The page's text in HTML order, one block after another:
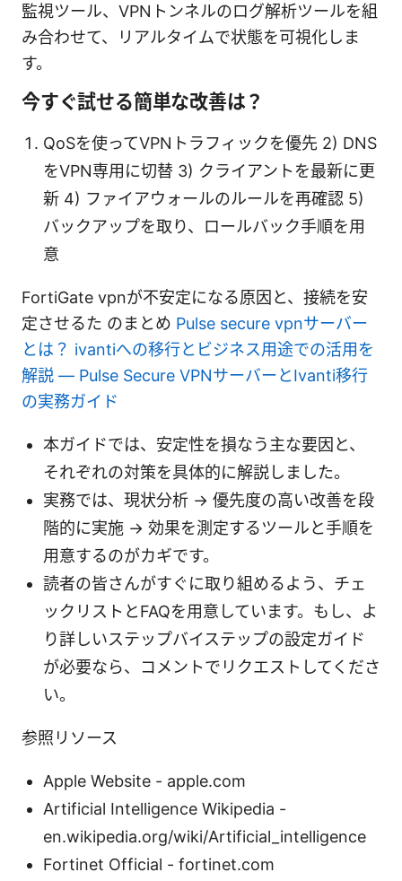
監視ツール、VPNトンネルのログ解析ツールを組
み合わせて、リアルタイムで状態を可視化しま
す。
今すぐ試せる簡単な改善は？
QoSを使ってVPNトラフィックを優先 2) DNS
をVPN専用に切替 3) クライアントを最新に更
新 4) ファイアウォールのルールを再確認 5)
バックアップを取り、ロールバック手順を用
意
FortiGate vpnが不安定になる原因と、接続を安
定させるた のまとめ Pulse secure vpnサーバー
とは？ ivantiへの移行とビジネス用途での活用を
解説 — Pulse Secure VPNサーバーとIvanti移行
の実務ガイド
本ガイドでは、安定性を損なう主な要因と、
それぞれの対策を具体的に解説しました。
実務では、現状分析 → 優先度の高い改善を段
階的に実施 → 効果を測定するツールと手順を
用意するのがカギです。
読者の皆さんがすぐに取り組めるよう、チェ
ックリストとFAQを用意しています。もし、よ
り詳しいステップバイステップの設定ガイド
が必要なら、コメントでリクエストしてくださ
い。
参照リソース
Apple Website - apple.com
Artificial Intelligence Wikipedia -
en.wikipedia.org/wiki/Artificial_intelligence
Fortinet Official - fortinet.com